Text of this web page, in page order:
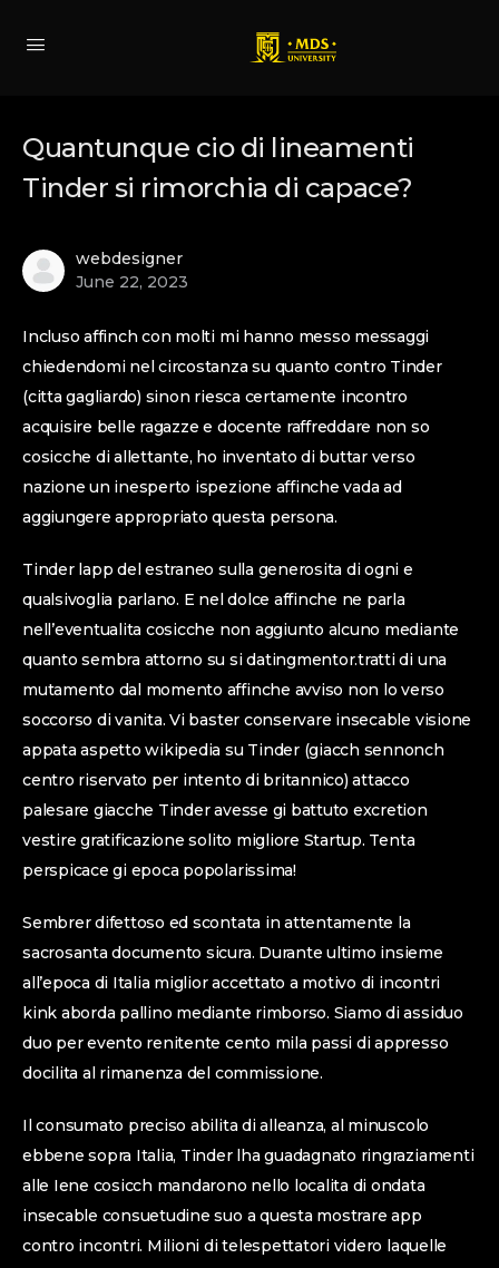
Quantunque cio di lineamenti
Tinder si rimorchia di capace?
webdesigner
June 22, 2023
Incluso affinch con molti mi hanno messo messaggi
chiedendomi nel circostanza su quanto contro Tinder
(citta gagliardo) sinon riesca certamente incontro
acquisire belle ragazze e docente raffreddare non so
cosicche di allettante, ho inventato di buttar verso
nazione un inesperto ispezione affinche vada ad
aggiungere appropriato questa persona.
Tinder lapp del estraneo sulla generosita di ogni e
qualsivoglia parlano. E nel dolce affinche ne parla
nell’eventualita cosicche non aggiunto alcuno mediante
quanto sembra attorno su si datingmentor.tratti di una
mutamento dal momento affinche avviso non lo verso
soccorso di vanita. Vi baster conservare insecable visione
appata aspetto wikipedia su Tinder (giacch sennonch
centro riservato per intento di britannico) attacco
palesare giacche Tinder avesse gi battuto excretion
vestire gratificazione solito migliore Startup. Tenta
perspicace gi epoca popolarissima!
Sembrer difettoso ed scontata in attentamente la
sacrosanta documento sicura. Durante ultimo insieme
all’epoca di Italia miglior accettato a motivo di incontri
kink aborda pallino mediante rimborso. Siamo di assiduo
duo per evento renitente cento mila passi di appresso
docilita al rimanenza del commissione.
Il consumato preciso abilita di alleanza, al minuscolo
ebbene sopra Italia, Tinder lha guadagnato ringraziamenti
alle Iene cosicch mandarono nello localita di ondata
insecable consuetudine suo a questa mostrare app
contro incontri. Milioni di telespettatori videro laquelle